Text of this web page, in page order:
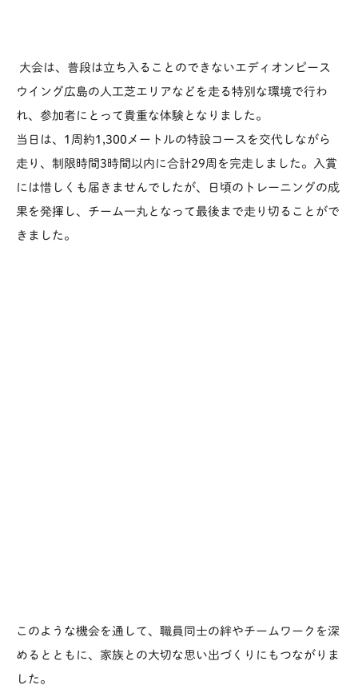
大会は、普段は立ち入ることのできないエディオンピース
ウイング広島の人工芝エリアなどを走る特別な環境で行わ
れ、参加者にとって貴重な体験となりました。
当日は、1周約1,300メートルの特設コースを交代しながら
走り、制限時間3時間以内に合計29周を完走しました。入賞
には惜しくも届きませんでしたが、日頃のトレーニングの成
果を発揮し、チーム一丸となって最後まで走り切ることがで
きました。
このような機会を通して、職員同士の絆やチームワークを深
めるとともに、家族との大切な思い出づくりにもつながりま
した。